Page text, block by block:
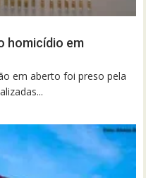
homicídio em
em aberto foi preso pela